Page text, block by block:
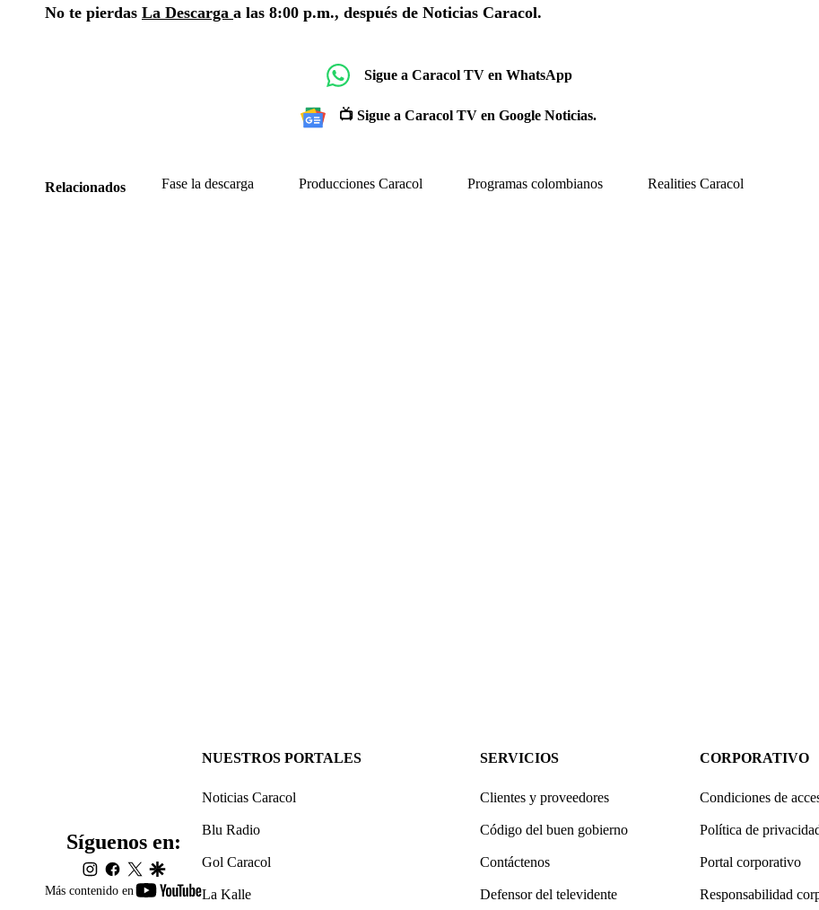
No te pierdas La Descarga a las 8:00 p.m., después de Noticias Caracol.
Sigue a Caracol TV en WhatsApp
📺 Sigue a Caracol TV en Google Noticias.
Relacionados Fase la descarga Producciones Caracol Programas colombianos Realities Caracol
Más contenido en
youtube-
Síguenos en:
instagram
facebook
twittergoogle
NUESTROS PORTALES
Noticias Caracol
Blu Radio
Gol Caracol
La Kalle
SERVICIOS
Clientes y proveedores
Código del buen gobierno
Contáctenos
Defensor del televidente
CORPORATIVO
Condiciones de
Política de
Portal corporativo
Responsabilidad